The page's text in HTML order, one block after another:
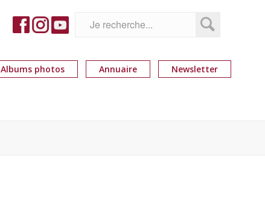
Albums photos Annuaire Newsletter